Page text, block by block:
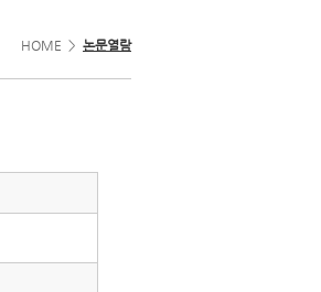
HOME > 논문열람